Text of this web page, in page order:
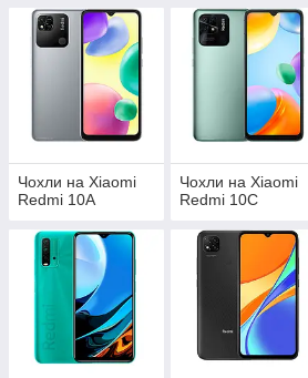
Чохли на Xiaomi
Redmi 10A
Чохли на Xiaomi
Redmi 10C